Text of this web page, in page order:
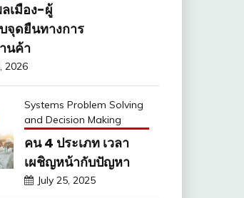
เมือง-ผู้
จุดยืนทางการ
นค้า
2026
Systems Problem Solving
and Decision Making
คน 4 ประเภท เวลา
เผชิญหน้ากับปัญหา
July 25, 2025